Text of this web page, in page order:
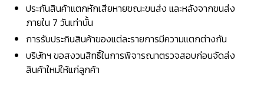
ประกันสินค้าแตกหักเสียหายขณะขนส่ง และหลังจากขนส่ง
ภายใน 7 วันเท่านั้น
การรับประกินสินค้าของแต่ละรายการมีความแตกต่างกัน
บริษัทฯ ขอสงวนสิทธิ์ในการพิจารณาตรวจสอบก่อนจัดส่ง
สินค้าใหม่ให้แก่ลูกค้า